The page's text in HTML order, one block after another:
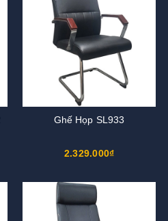
Ghế Họp SL933
2.329.000₫